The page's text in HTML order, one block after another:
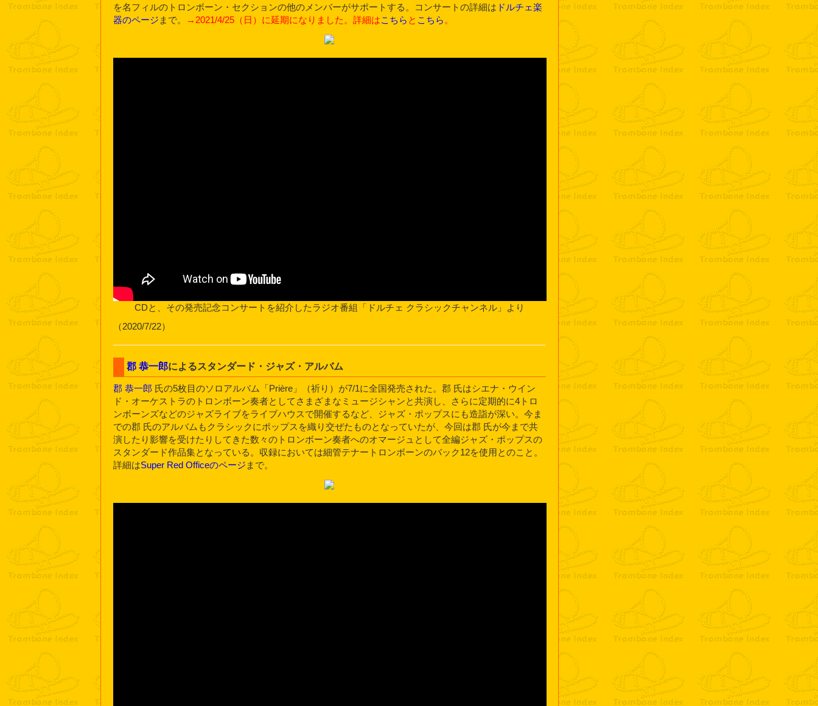
を名フィルのトロンボーン・セクションの他のメンバーがサポートする。コンサートの詳細は ドルチェ楽
器のページ まで。 →2021/4/25（日）に延期になりました。詳細はこちら と こちら 。
CDと、その発売記念コンサートを紹介したラジオ番組「ドルチェ クラシックチャンネル」より
（2020/7/22）
郡 恭一郎によるスタンダード・ジャズ・アルバム
郡 恭一郎 氏の5枚目のソロアルバム「Prière」（祈り）が7/1に全国発売された。郡 氏はシエナ・ウイン
ド・オーケストラのトロンボーン奏者としてさまざまなミュージシャンと共演し、さらに定期的に4トロ
ンボーンズなどのジャズライブをライブハウスで開催するなど、ジャズ・ポップスにも造詣が深い。今ま
での郡 氏のアルバムもクラシックにポップスを織り交ぜたものとなっていたが、今回は郡 氏が今まで共
演したり影響を受けたりしてきた数々のトロンボーン奏者へのオマージュとして全編ジャズ・ポップスの
スタンダード作品集となっている。収録においては細管テナートロンボーンのバック12を使用とのこと。
詳細はSuper Red Officeのページ まで。